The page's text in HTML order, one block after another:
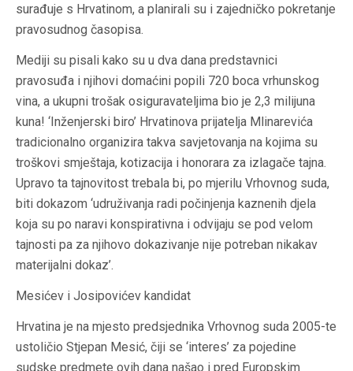
surađuje s Hrvatinom, a planirali su i zajedničko pokretanje
pravosudnog časopisa.
Mediji su pisali kako su u dva dana predstavnici
pravosuđa i njihovi domaćini popili 720 boca vrhunskog
vina, a ukupni trošak osiguravateljima bio je 2,3 milijuna
kuna! ‘Inženjerski biro’ Hrvatinova prijatelja Mlinarevića
tradicionalno organizira takva savjetovanja na kojima su
troškovi smještaja, kotizacija i honorara za izlagače tajna.
Upravo ta tajnovitost trebala bi, po mjerilu Vrhovnog suda,
biti dokazom ‘udruživanja radi počinjenja kaznenih djela
koja su po naravi konspirativna i odvijaju se pod velom
tajnosti pa za njihovo dokazivanje nije potreban nikakav
materijalni dokaz’.
Mesićev i Josipovićev kandidat
Hrvatina je na mjesto predsjednika Vrhovnog suda 2005-te
ustoličio Stjepan Mesić, čiji se ‘interes’ za pojedine
sudske predmete ovih dana našao i pred Europskim